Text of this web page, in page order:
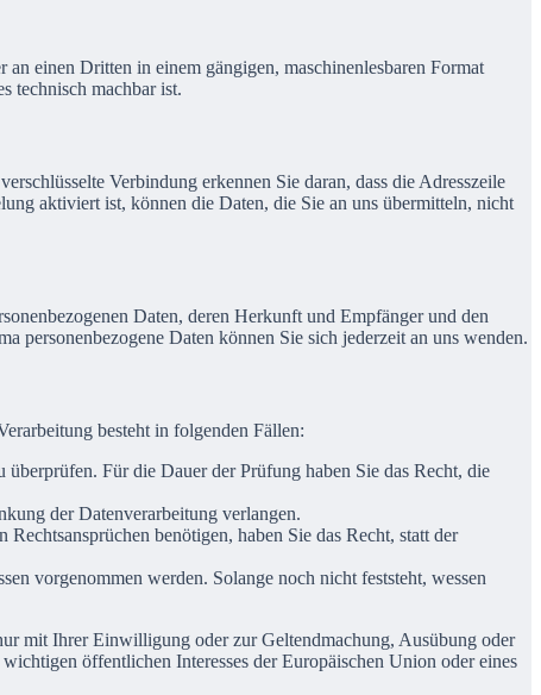
einen Dritten in einem gängigen, maschinenlesbaren Format
technisch machbar ist.
Verbindung erkennen Sie daran, dass die Adresszeile
aktiviert ist, können die Daten, die Sie an uns übermitteln, nicht
Daten, deren Herkunft und Empfänger und den
Daten können Sie sich jederzeit an uns wenden.
besteht in folgenden Fällen:
Für die Dauer der Prüfung haben Sie das Recht, die
der Datenverarbeitung verlangen.
benötigen, haben Sie das Recht, statt der
vorgenommen werden. Solange noch nicht feststeht, wessen
mit Ihrer Einwilligung oder zur Geltendmachung, Ausübung oder
öffentlichen Interesses der Europäischen Union oder eines